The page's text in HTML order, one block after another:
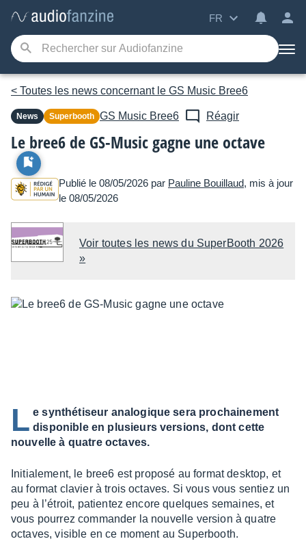
FR
< Toutes les news concernant le GS Music Bree6
News Superbooth GS Music Bree6 Réagir
Le bree6 de GS-Music gagne une octave
Publié le 08/05/2026 par Pauline Bouillaud, mis à jour
le 08/05/2026
Voir toutes les news du SuperBooth 2026
»
L e synthétiseur analogique sera prochainement
disponible en plusieurs versions, dont cette
nouvelle à quatre octaves.
Initia­le­ment, le bree6 est proposé au format desk­top, et
au format clavier à trois octaves. Si vous vous sentiez un
peu à l’étroit, patien­tez encore quelques semaines, et
vous pour­rez comman­der la nouvelle version à quatre
octaves, visible en ce moment au Super­booth.